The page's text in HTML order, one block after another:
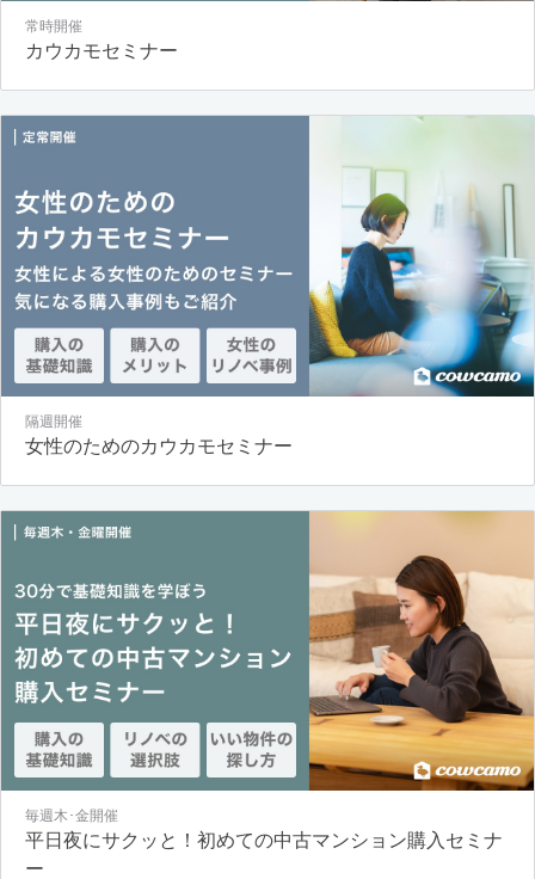
常時開催
カウカモセミナー
隔週開催
女性のためのカウカモセミナー
毎週木･金開催
平日夜にサクッと！初めての中古マンション購入セミナ
ー